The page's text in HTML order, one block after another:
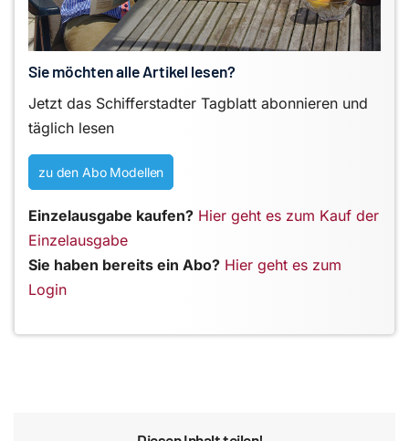
Sie möchten alle Artikel lesen?
Jetzt das Schifferstadter Tagblatt abonnieren und
täglich lesen
zu den Abo Modellen
Einzelausgabe kaufen? Hier geht es zum Kauf der
Einzelausgabe
Sie haben bereits ein Abo? Hier geht es zum
Login